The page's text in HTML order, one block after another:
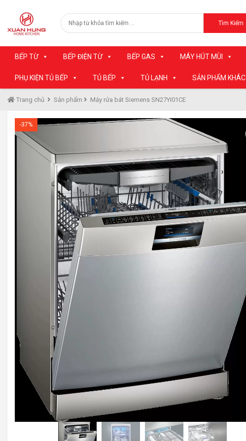
Tìm Kiếm
BẾP TỪ BẾP ĐIỆN TỪ BẾP GAS MÁY HÚT MÙI
PHỤ KIỆN TỦ BẾP TỦ BẾP TỦ LẠNH SẢN PHẨM KHÁC
Trang chủ Sản phẩm Máy rửa bát Siemens SN27YI01CE
-37%